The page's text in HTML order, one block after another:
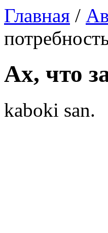
Главная /
Ах, что
kaboki san.